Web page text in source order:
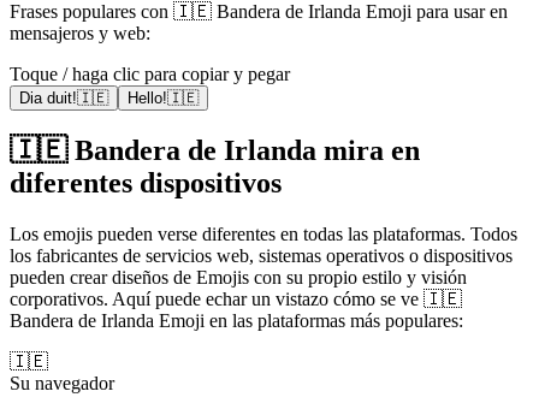
Frases populares con 🇮🇪 Bandera de Irlanda Emoji para usar en
mensajeros y web:
Toque / haga clic para copiar y pegar
Dia duit!🇮🇪 Hello!🇮🇪
🇮🇪 Bandera de Irlanda mira en
diferentes dispositivos
Los emojis pueden verse diferentes en todas las plataformas. Todos
los fabricantes de servicios web, sistemas operativos o dispositivos
pueden crear diseños de Emojis con su propio estilo y visión
corporativos. Aquí puede echar un vistazo cómo se ve 🇮🇪
Bandera de Irlanda Emoji en las plataformas más populares:
🇮🇪
Su navegador